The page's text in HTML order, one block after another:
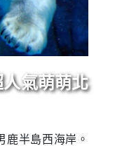
氣萌萌北
鹿半島西海岸。